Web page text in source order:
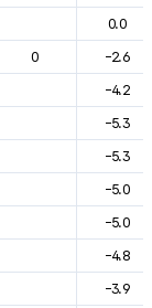
0.0
0
-2.6
-4.2
-5.3
-5.3
-5.0
-5.0
-4.8
-3.9